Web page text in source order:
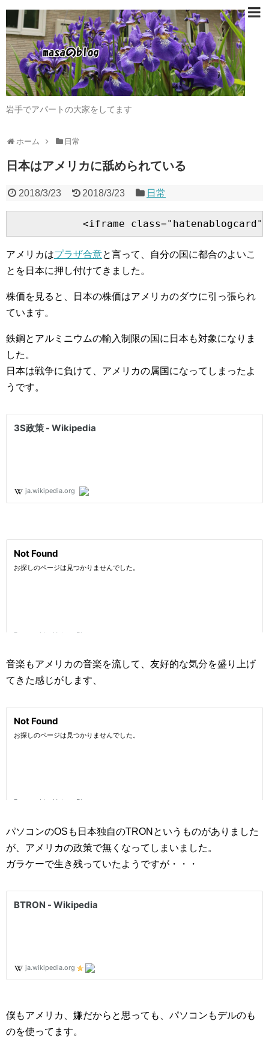
岩手でアパートの大家をしてます
ホーム 日常
日本はアメリカに舐められている
2018/3/23 2018/3/23 日常
アメリカはプラザ合意と言って、自分の国に都合のよいこ
とを日本に押し付けてきました。
株価を見ると、日本の株価はアメリカのダウに引っ張られ
ています。
鉄鋼とアルミニウムの輸入制限の国に日本も対象になりま
した。
日本は戦争に負けて、アメリカの属国になってしまったよ
うです。
音楽もアメリカの音楽を流して、友好的な気分を盛り上げ
てきた感じがします、
パソコンのOSも日本独自のTRONというものがありました
が、アメリカの政策で無くなってしまいました。
ガラケーで生き残っていたようですが・・・
僕もアメリカ、嫌だからと思っても、パソコンもデルのも
のを使ってます。